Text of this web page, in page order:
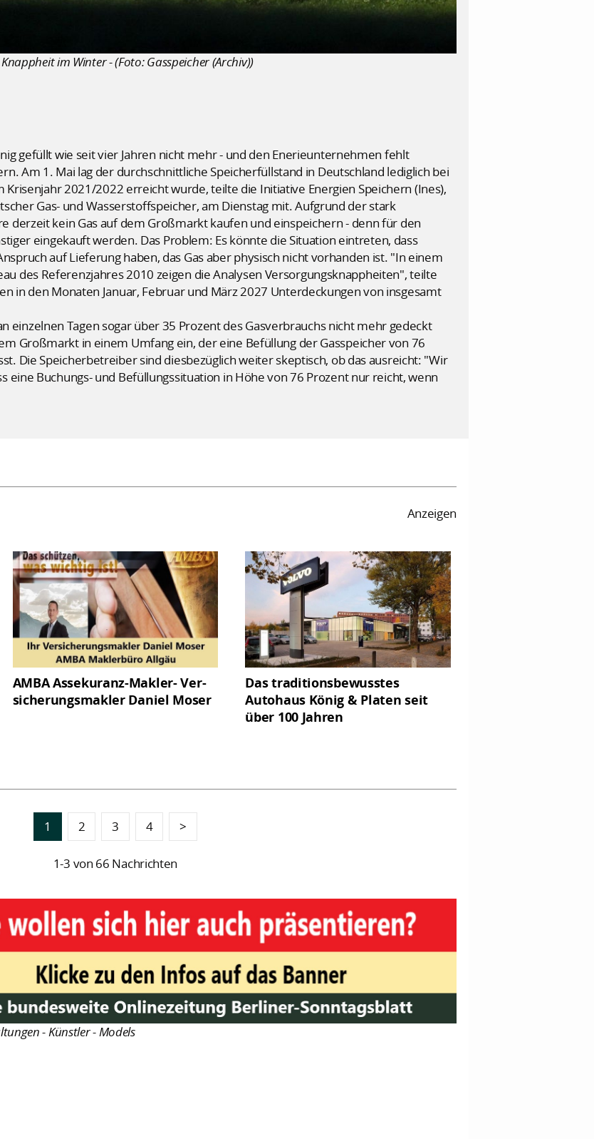
im Winter - (Foto: Gasspeicher (Archiv))
gefüllt wie seit vier Jahren nicht mehr - und den Enerieunternehmen fehlt
Am 1. Mai lag der durchschnittliche Speicherfüllstand in Deutschland lediglich bei
Krisenjahr 2021/2022 erreicht wurde, teilte die Initiative Energien Speichern (Ines),
Gas- und Wasserstoffspeicher, am Dienstag mit. Aufgrund der stark
derzeit kein Gas auf dem Großmarkt kaufen und einspeichern - denn für den
eingekauft werden. Das Problem: Es könnte die Situation eintreten, dass
auf Lieferung haben, das Gas aber physisch nicht vorhanden ist. "In einem
des Referenzjahres 2010 zeigen die Analysen Versorgungsknappheiten", teilte
in den Monaten Januar, Februar und März 2027 Unterdeckungen von insgesamt
einzelnen Tagen sogar über 35 Prozent des Gasverbrauchs nicht mehr gedeckt
Großmarkt in einem Umfang ein, der eine Befüllung der Gasspeicher von 76
Die Speicherbetreiber sind diesbezüglich weiter skeptisch, ob das ausreicht: "Wir
eine Buchungs- und Befüllungssituation in Höhe von 76 Prozent nur reicht, wenn
Anzeigen
AMBA Assekuranz-Makler- Ver­
sicherungs­makler Daniel Moser
Das traditionsbewusstes
Autohaus König & Platen seit
über 100 Jahren
1 2 3 4 >
1-3 von 66 Nachrichten
- Künstler - Models